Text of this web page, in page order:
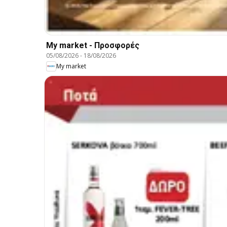
My market - Προσφορές
05/08/2026- 18/08/2026
My market